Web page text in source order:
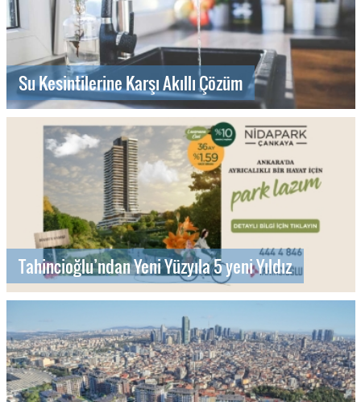
Su Kesintilerine Karşı Akıllı Çözüm
Tahincioğlu’ndan Yeni Yüzyıla 5 yeni Yıldız